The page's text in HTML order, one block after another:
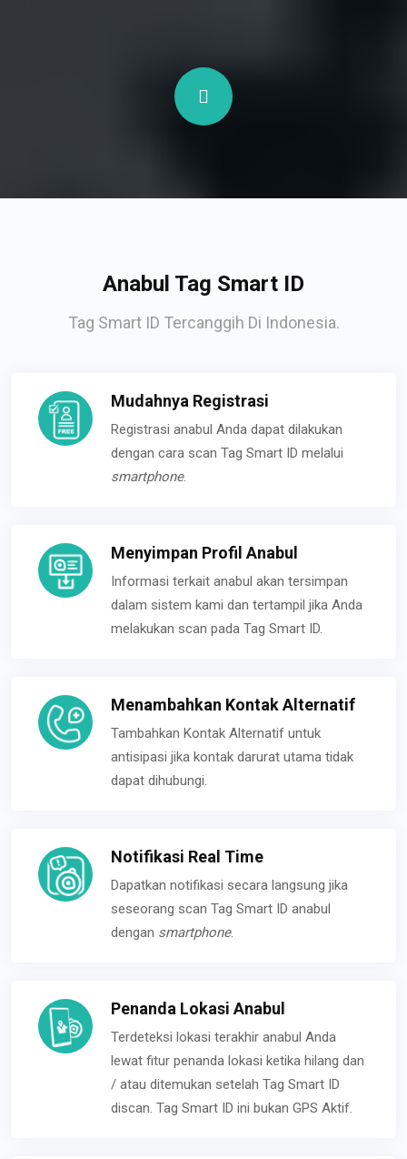
Anabul Tag Smart ID
Tag Smart ID Tercanggih Di Indonesia.
Mudahnya Registrasi
Registrasi anabul Anda dapat dilakukan
dengan cara scan Tag Smart ID melalui
smartphone.
Menyimpan Profil Anabul
Informasi terkait anabul akan tersimpan
dalam sistem kami dan tertampil jika Anda
melakukan scan pada Tag Smart ID.
Menambahkan Kontak Alternatif
Tambahkan Kontak Alternatif untuk
antisipasi jika kontak darurat utama tidak
dapat dihubungi.
Notifikasi Real Time
Dapatkan notifikasi secara langsung jika
seseorang scan Tag Smart ID anabul
dengan smartphone.
Penanda Lokasi Anabul
Terdeteksi lokasi terakhir anabul Anda
lewat fitur penanda lokasi ketika hilang dan
/ atau ditemukan setelah Tag Smart ID
discan. Tag Smart ID ini bukan GPS Aktif.